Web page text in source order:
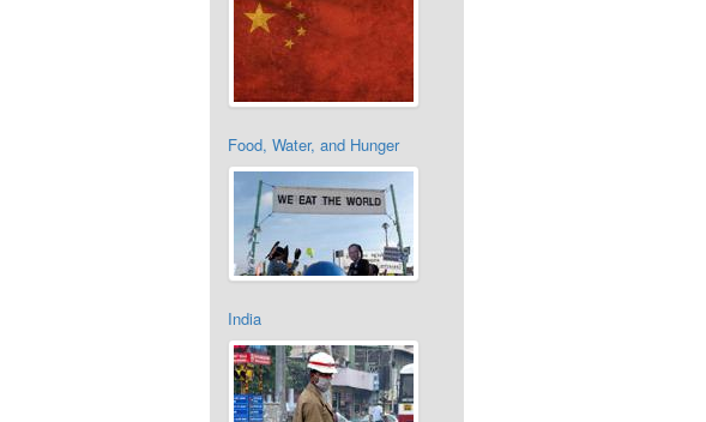
Food, Water, and Hunger
India